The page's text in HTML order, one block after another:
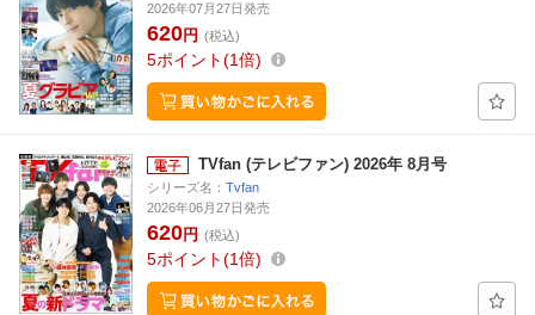
2026年07月27日発売
620円 (税込)
5ポイント 1倍
TVfan (テレビファン) 2026年 8月号
シリーズ名： Tvfan
2026年06月27日発売
620円 (税込)
5ポイント 1倍